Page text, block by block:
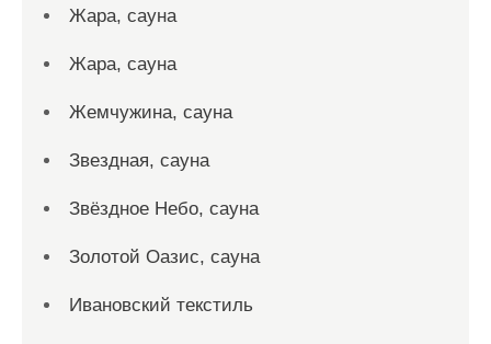
Жара, сауна
Жара, сауна
Жемчужина, сауна
Звездная, сауна
Звёздное Небо, сауна
Золотой Оазис, сауна
Ивановский текстиль